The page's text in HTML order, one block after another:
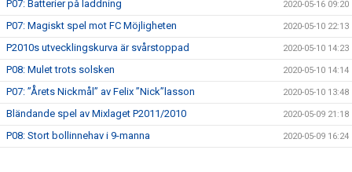
P07: Batterier på laddning 2020-05-16 09:20
P07: Magiskt spel mot FC Möjligheten 2020-05-10 22:13
P2010s utvecklingskurva är svårstoppad 2020-05-10 14:23
P08: Mulet trots solsken 2020-05-10 14:14
P07: ”Årets Nickmål” av Felix ”Nick”lasson 2020-05-10 13:48
Bländande spel av Mixlaget P2011/2010 2020-05-09 21:18
P08: Stort bollinnehav i 9-manna 2020-05-09 16:24